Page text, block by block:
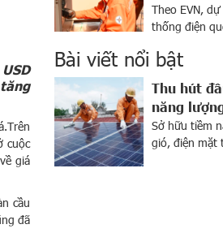
cuộc
giá
cầu
đã
Theo EVN,
thống điện
các hồ thủy
Công
hình sản xuất
Bài viết nổi bật
Thu hút
năng
Sở hữu tiềm
gió, điện mặt